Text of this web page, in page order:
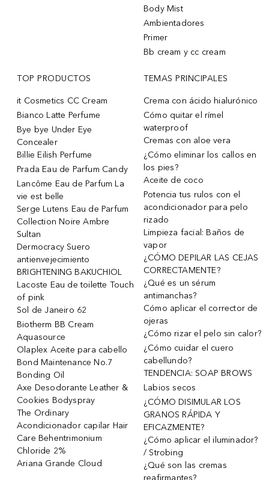
Body Mist
Ambientadores
Primer
Bb cream y cc cream
TOP PRODUCTOS
it Cosmetics CC Cream
Bianco Latte Perfume
Bye bye Under Eye
Concealer
Billie Eilish Perfume
Prada Eau de Parfum Candy
Lancôme Eau de Parfum La
vie est belle
Serge Lutens Eau de Parfum
Collection Noire Ambre
Sultan
Dermocracy Suero
antienvejecimiento
BRIGHTENING BAKUCHIOL
Lacoste Eau de toilette Touch
of pink
Sol de Janeiro 62
Biotherm BB Cream
Aquasource
Olaplex Aceite para cabello
Bond Maintenance No.7
Bonding Oil
Axe Desodorante Leather &
Cookies Bodyspray
The Ordinary
Acondicionador capilar Hair
Care Behentrimonium
Chloride 2%
Ariana Grande Cloud
TEMAS PRINCIPALES
Crema con ácido hialurónico
Cómo quitar el rímel
waterproof
Cremas con aloe vera
¿Cómo eliminar los callos en
los pies?
Aceite de coco
Potencia tus rulos con el
acondicionador para pelo
rizado
Limpieza facial: Baños de
vapor
¿CÓMO DEPILAR LAS CEJAS
CORRECTAMENTE?
¿Qué es un sérum
antimanchas?
Cómo aplicar el corrector de
ojeras
¿Cómo rizar el pelo sin calor?
¿Cómo cuidar el cuero
cabellundo?
TENDENCIA: SOAP BROWS
Labios secos
¿CÓMO DISIMULAR LOS
GRANOS RÁPIDA Y
EFICAZMENTE?
¿Cómo aplicar el iluminador?
/ Strobing
¿Qué son las cremas
reafirmantes?